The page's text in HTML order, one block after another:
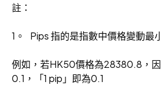
註：
1。 Pips 指的是指數中價格變動最
例如，若HK50價格為28380.8，
0.1，「1 pip」即為0.1